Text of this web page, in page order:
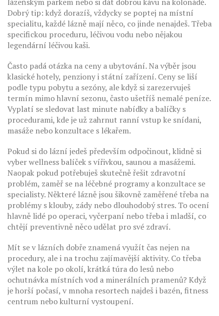
Dobrý tip: když dorazíš, vždycky se poptej na místní
specialitu, každé lázně mají něco, co jinde nenajdeš. Třeba
specifickou proceduru, léčivou vodu nebo nějakou
legendární léčivou kaši.
Často padá otázka na ceny a ubytování. Na výběr jsou
klasické hotely, penziony i státní zařízení. Ceny se liší
podle typu pobytu a sezóny, ale když si zarezervuješ
termín mimo hlavní sezonu, často ušetříš nemalé peníze.
Vyplatí se sledovat last minute nabídky a balíčky s
procedurami, kde je už zahrnut ranní vstup ke snídani,
masáže nebo konzultace s lékařem.
Pokud si do lázní jedeš především odpočinout, klidně si
vyber wellness balíček s vířivkou, saunou a masážemi.
Naopak pokud potřebuješ skutečně řešit zdravotní
problém, zaměř se na léčebné programy a konzultace se
specialisty. Některé lázně jsou šikovně zaměřené třeba na
problémy s klouby, zády nebo dlouhodobý stres. To ocení
hlavně lidé po operaci, vyčerpaní nebo třeba i mladší, co
chtějí preventivně něco udělat pro své zdraví.
Mít se v lázních dobře znamená využít čas nejen na
procedury, ale i na trochu zajímavější aktivity. Co třeba
výlet na kole po okolí, krátká túra do lesů nebo
ochutnávka místních vod a minerálních pramenů? Když
je horší počasí, v mnoha resortech najdeš i bazén, fitness
centrum nebo kulturní vystoupení.